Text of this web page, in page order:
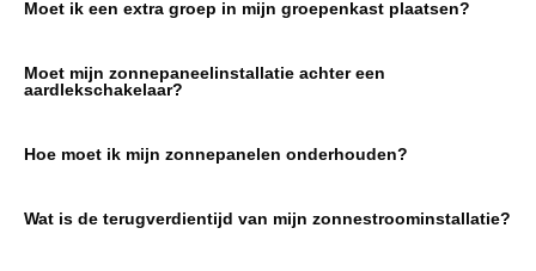
Moet ik een extra groep in mijn groepenkast plaatsen?
Moet mijn zonnepaneelinstallatie achter een
aardlekschakelaar?
Hoe moet ik mijn zonnepanelen onderhouden?
Wat is de terugverdientijd van mijn zonnestroominstallatie?